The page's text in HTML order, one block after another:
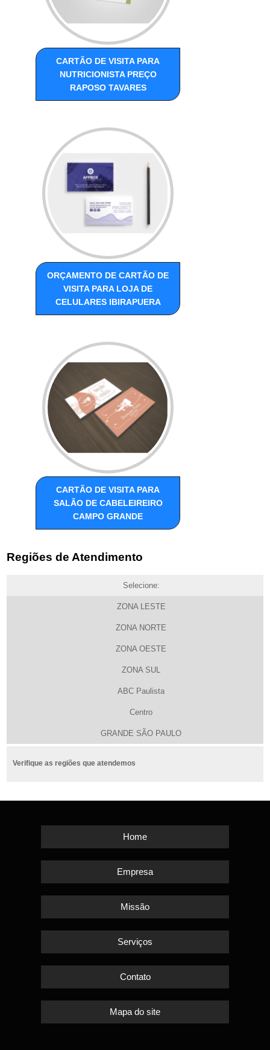
CARTÃO DE VISITA PARA
NUTRICIONISTA PREÇO
RAPOSO TAVARES
ORÇAMENTO DE CARTÃO DE
VISITA PARA LOJA DE
CELULARES IBIRAPUERA
CARTÃO DE VISITA PARA
SALÃO DE CABELEIREIRO
CAMPO GRANDE
Regiões de Atendimento
Selecione:
ZONA LESTE
ZONA NORTE
ZONA OESTE
ZONA SUL
ABC Paulista
Centro
GRANDE SÃO PAULO
Verifique as regiões que atendemos
Home
Empresa
Missão
Serviços
Contato
Mapa do site